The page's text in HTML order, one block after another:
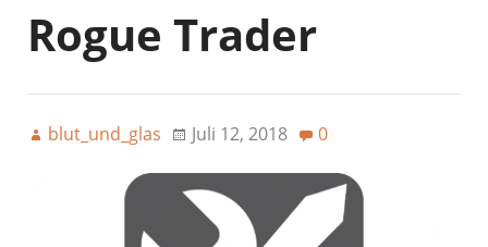
Rogue Trader
blut_und_glas Juli 12, 2018 0